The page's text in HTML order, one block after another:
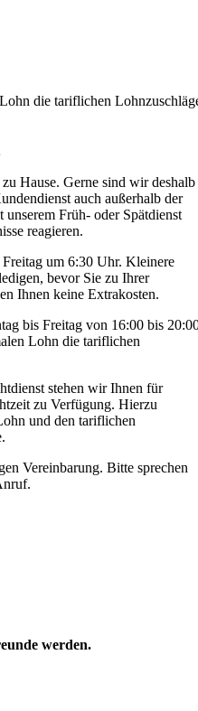
die tariflichen
Hause. Gerne sind wir deshalb
auch außerhalb der
Früh- oder Spätdienst
reagieren.
um 6:30 Uhr. Kleinere
bevor Sie zu Ihrer
Ihnen keine Extrakosten.
bis Freitag von 16:00 bis
Lohn die tariflichen
stehen wir Ihnen für
zu Verfügung. Hierzu
und den tariflichen
Vereinbarung. Bitte sprechen
werden.